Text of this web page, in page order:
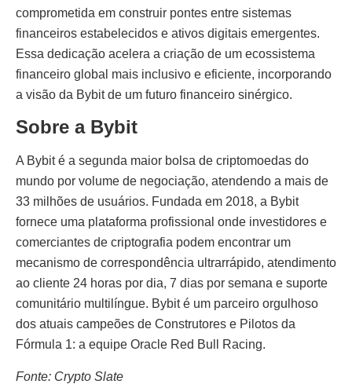
comprometida em construir pontes entre sistemas
financeiros estabelecidos e ativos digitais emergentes.
Essa dedicação acelera a criação de um ecossistema
financeiro global mais inclusivo e eficiente, incorporando
a visão da Bybit de um futuro financeiro sinérgico.
Sobre a Bybit
A Bybit é a segunda maior bolsa de criptomoedas do
mundo por volume de negociação, atendendo a mais de
33 milhões de usuários. Fundada em 2018, a Bybit
fornece uma plataforma profissional onde investidores e
comerciantes de criptografia podem encontrar um
mecanismo de correspondência ultrarrápido, atendimento
ao cliente 24 horas por dia, 7 dias por semana e suporte
comunitário multilíngue. Bybit é um parceiro orgulhoso
dos atuais campeões de Construtores e Pilotos da
Fórmula 1: a equipe Oracle Red Bull Racing.
Fonte: Crypto Slate